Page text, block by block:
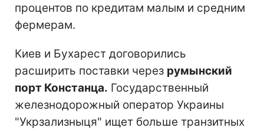
процентов по кредитам малым и средним
фермерам.
Киев и Бухарест договорились
расширить поставки через румынский
порт Констанца. Государственный
железнодорожный оператор Украины
"Укрзализныця" ищет больше транзитных